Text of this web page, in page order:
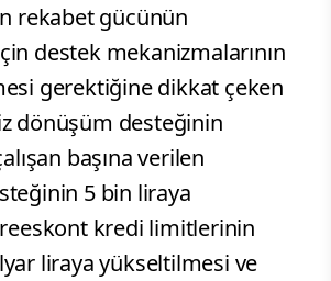
rekabet gücünün
destek mekanizmalarının
gerektiğine dikkat çeken
dönüşüm desteğinin
başına verilen
5 bin liraya
reeskont kredi limitlerinin
liraya yükseltilmesi ve